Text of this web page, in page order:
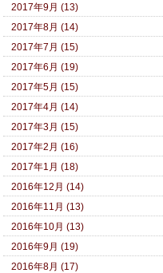
2017年9月 (13)
2017年8月 (14)
2017年7月 (15)
2017年6月 (19)
2017年5月 (15)
2017年4月 (14)
2017年3月 (15)
2017年2月 (16)
2017年1月 (18)
2016年12月 (14)
2016年11月 (13)
2016年10月 (13)
2016年9月 (19)
2016年8月 (17)